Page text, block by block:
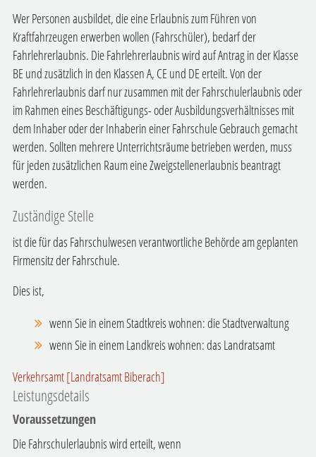
Wer Personen ausbildet, die eine Erlaubnis zum Führen von
Kraftfahrzeugen erwerben wollen (Fahrschüler), bedarf der
Fahrlehrerlaubnis. Die Fahrlehrerlaubnis wird auf Antrag in der Klasse
BE und zusätzlich in den Klassen A, CE und DE erteilt. Von der
Fahrlehrerlaubnis darf nur zusammen mit der Fahrschulerlaubnis oder
im Rahmen eines Beschäftigungs- oder Ausbildungsverhältnisses mit
dem Inhaber oder der Inhaberin einer Fahrschule Gebrauch gemacht
werden. Sollten mehrere Unterrichtsräume betrieben werden, muss
für jeden zusätzlichen Raum eine Zweigstellenerlaubnis beantragt
werden.
Zuständige Stelle
ist die für das Fahrschulwesen verantwortliche Behörde am geplanten
Firmensitz der Fahrschule.
Dies ist,
wenn Sie in einem Stadtkreis wohnen: die Stadtverwaltung
wenn Sie in einem Landkreis wohnen: das Landratsamt
Verkehrsamt [Landratsamt Biberach]
Leistungsdetails
Voraussetzungen
Die Fahrschulerlaubnis wird erteilt, wenn